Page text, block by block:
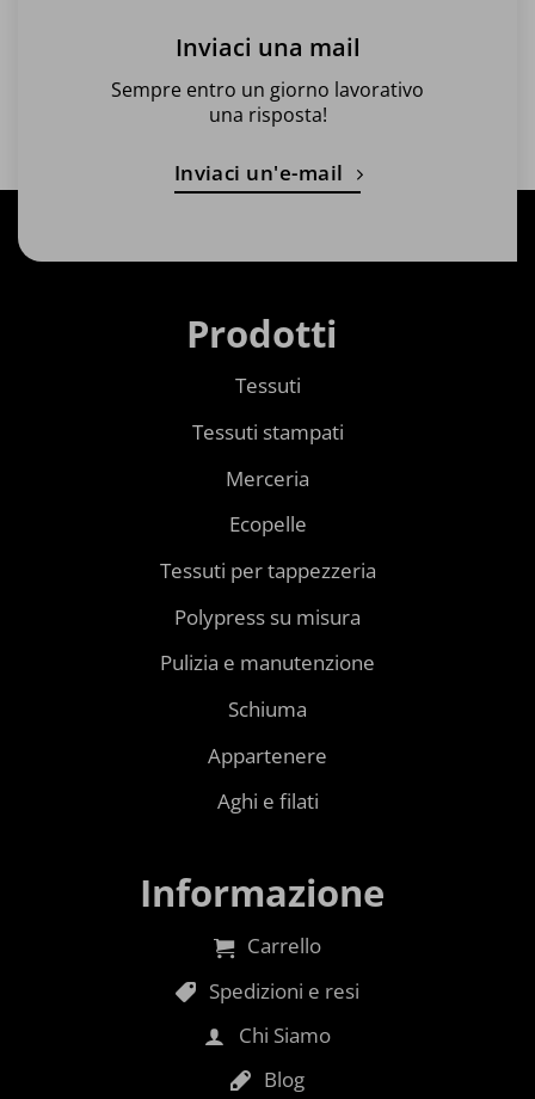
Inviaci una mail
Sempre entro un giorno lavorativo
una risposta!
Inviaci un'e-mail
Prodotti
Tessuti
Tessuti stampati
Merceria
Ecopelle
Tessuti per tappezzeria
Polypress su misura
Pulizia e manutenzione
Schiuma
Appartenere
Aghi e filati
Informazione
Carrello
Spedizioni e resi
Chi Siamo
Blog